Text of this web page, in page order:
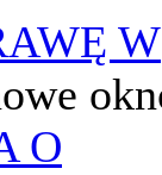
W
O